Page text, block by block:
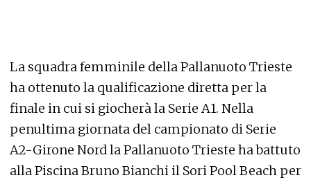
La squadra femminile della Pallanuoto Trieste
ha ottenuto la qualificazione diretta per la
finale in cui si giocherà la Serie A1. Nella
penultima giornata del campionato di Serie
A2-Girone Nord la Pallanuoto Trieste ha battuto
alla Piscina Bruno Bianchi il Sori Pool Beach per